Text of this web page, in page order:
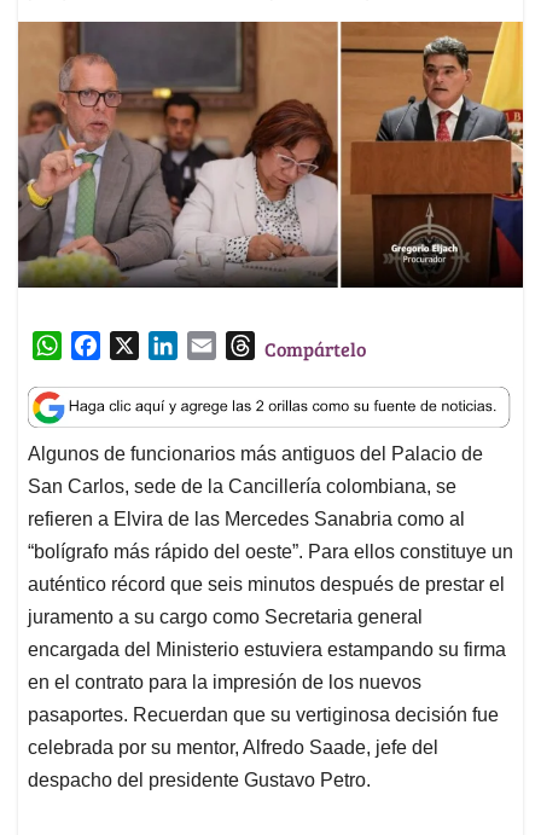
W
a
t
s
A
p
p
c
e
b
o
o
k
n
k
e
d
I
n
a
i
l
T
r
e
a
d
s
Compártelo
Algunos de funcionarios más antiguos del Palacio de
San Carlos, sede de la Cancillería colombiana, se
refieren a Elvira de las Mercedes Sanabria como al
“bolígrafo más rápido del oeste”. Para ellos constituye un
auténtico récord que seis minutos después de prestar el
juramento a su cargo como Secretaria general
encargada del Ministerio estuviera estampando su firma
en el contrato para la impresión de los nuevos
pasaportes. Recuerdan que su vertiginosa decisión fue
celebrada por su mentor, Alfredo Saade, jefe del
despacho del presidente Gustavo Petro.